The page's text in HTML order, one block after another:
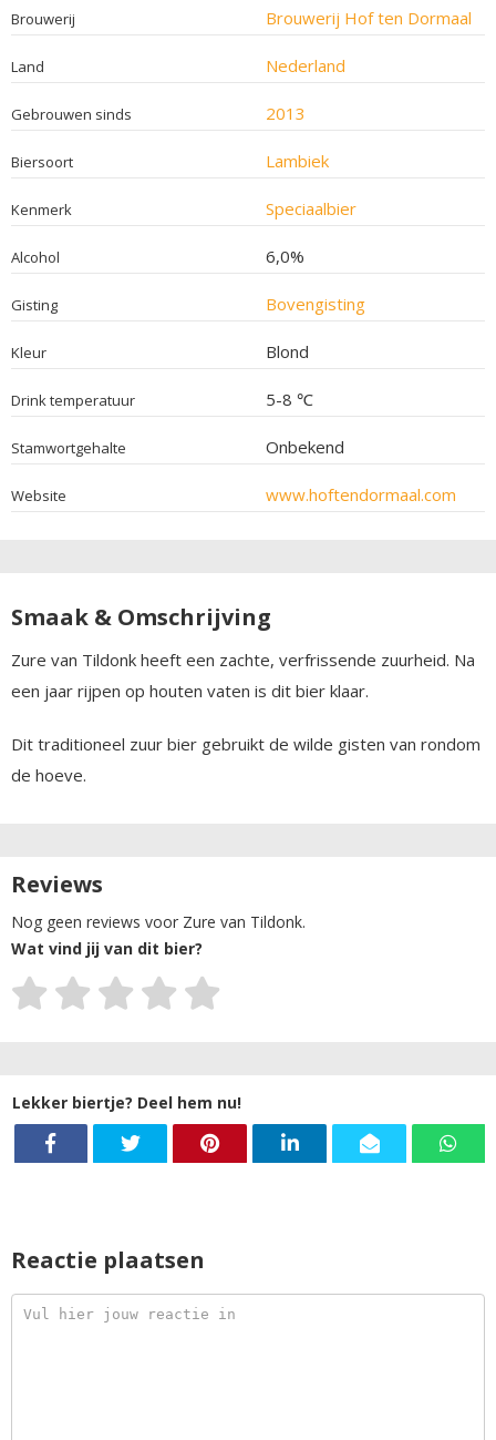
Brouwerij Brouwerij Hof ten Dormaal
Land Nederland
Gebrouwen sinds 2013
Biersoort Lambiek
Kenmerk Speciaalbier
Alcohol 6,0%
Gisting Bovengisting
Kleur Blond
Drink temperatuur 5-8 ℃
Stamwortgehalte Onbekend
Website www.hoftendormaal.com
Smaak & Omschrijving
Zure van Tildonk heeft een zachte, verfrissende zuurheid. Na
een jaar rijpen op houten vaten is dit bier klaar.
Dit traditioneel zuur bier gebruikt de wilde gisten van rondom
de hoeve.
Reviews
Nog geen reviews voor Zure van Tildonk.
Wat vind jij van dit bier?
Lekker biertje? Deel hem nu!
Reactie plaatsen